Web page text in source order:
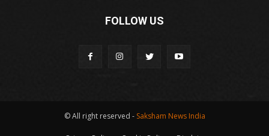
FOLLOW US
© All right reserved - Saksham News India